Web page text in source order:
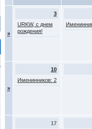
»
3
URKW, с днем
рождения!
»
10
Именинников: 2
17